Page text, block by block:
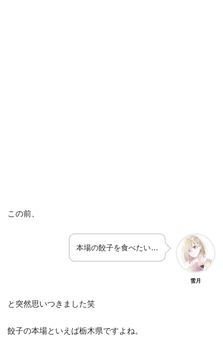
この前、
本場の餃子を食べたい…
雪月
と突然思いつきました笑
餃子の本場といえば栃木県ですよね。